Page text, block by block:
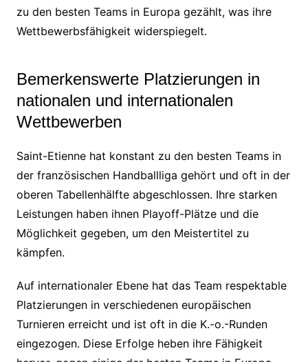
zu den besten Teams in Europa gezählt, was ihre
Wettbewerbsfähigkeit widerspiegelt.
Bemerkenswerte Platzierungen in
nationalen und internationalen
Wettbewerben
Saint-Etienne hat konstant zu den besten Teams in
der französischen Handballliga gehört und oft in der
oberen Tabellenhälfte abgeschlossen. Ihre starken
Leistungen haben ihnen Playoff-Plätze und die
Möglichkeit gegeben, um den Meistertitel zu
kämpfen.
Auf internationaler Ebene hat das Team respektable
Platzierungen in verschiedenen europäischen
Turnieren erreicht und ist oft in die K.-o.-Runden
eingezogen. Diese Erfolge heben ihre Fähigkeit